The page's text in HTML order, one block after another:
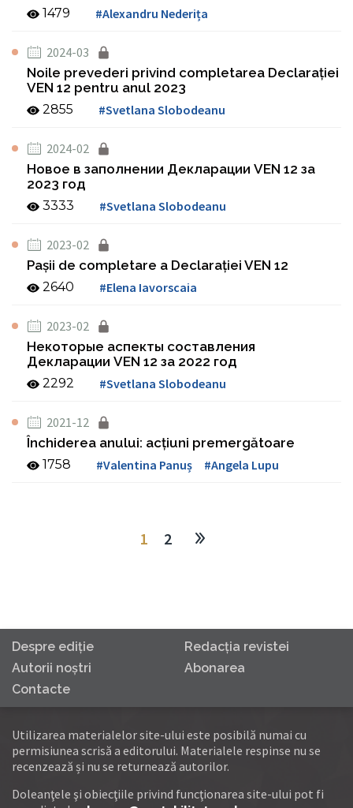
1479 #Alexandru Nederița
2024-03
Noile prevederi privind completarea Declaraţiei
VEN 12 pentru anul 2023
2855 #Svetlana Slobodeanu
2024-02
Новое в заполнении Декларации VEN 12 за
2023 год
3333 #Svetlana Slobodeanu
2023-02
Paşii de completare a Declaraţiei VEN 12
2640 #Elena Iavorscaia
2023-02
Некоторые аспекты составления
Декларации VEN 12 за 2022 год
2292 #Svetlana Slobodeanu
2021-12
Închiderea anului: acţiuni premergătoare
1758 #Valentina Panuș #Angela Lupu
1 2
Despre ediţie
Redacţia revistei
Autorii noştri
Abonarea
Contacte
Utilizarea materialelor site-ului este posibilă numai cu
permisiunea scrisă a editorului. Materialele respinse nu se
recenzează și nu se returnează autorilor.
Doleanţele şi obiecţiile privind funcţionarea site-ului pot fi